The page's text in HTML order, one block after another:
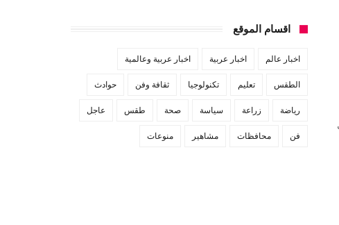
اقسام الموقع
اخبار عالم اخبار عربية اخبار عربية وعالمية
الطقس تعليم تكنولوجيا ثقافة وفن حوادث
رياضة زراعة سياسة صحة طقس عاجل
فن محافظات مشاهير منوعات